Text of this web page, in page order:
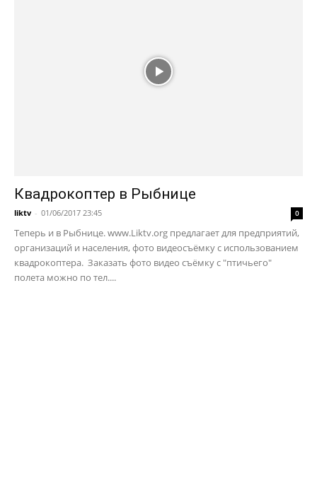
Квадрокоптер в Рыбнице
liktv - 01/06/2017 23:45 0
Теперь и в Рыбнице. www.Liktv.org предлагает для предприятий,
организаций и населения, фото видеосъёмку с использованием
квадрокоптера. Заказать фото видео съёмку с "птичьего"
полета можно по тел....